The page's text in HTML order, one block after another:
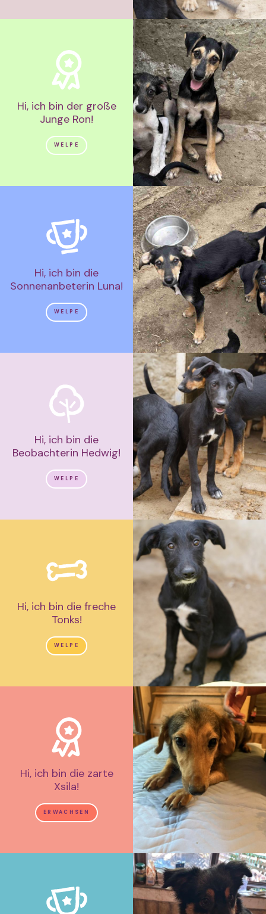
Hi, ich bin der große
Junge Ron!
WELPE
Hi, ich bin die
Sonnenanbeterin Luna!
WELPE
Hi, ich bin die
Beobachterin Hedwig!
WELPE
Hi, ich bin die freche
Tonks!
WELPE
Hi, ich bin die zarte
Xsila!
ERWACHSEN